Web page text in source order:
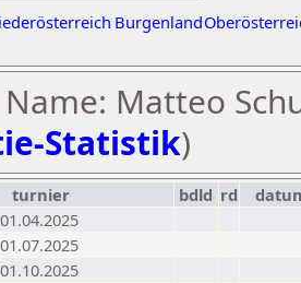
Burgenland
Matteo
Statistik)
turnier bdld rd